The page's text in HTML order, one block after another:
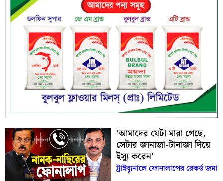
‘আমাদের যেটা মারা গেছে,
সেটার জানাজা-টানাজা দিয়ে
ইস্যু করেন’
ট্রাইব্যুনালে ফোনালাপের রেকর্ড জমা